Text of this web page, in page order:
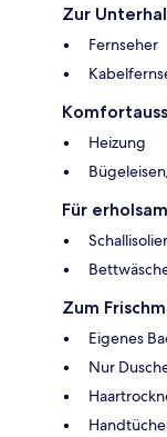
Zur
Fernseher
Heizung
Für
Zum
Eigenes
Nur